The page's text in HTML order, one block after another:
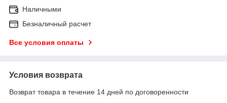
Наличными
Безналичный расчет
Все условия оплаты
Условия возврата
Возврат товара в течение 14 дней по договоренности